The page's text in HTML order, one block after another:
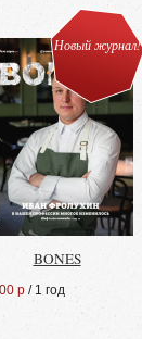
Новый журнал!
BONES
р / 1 год